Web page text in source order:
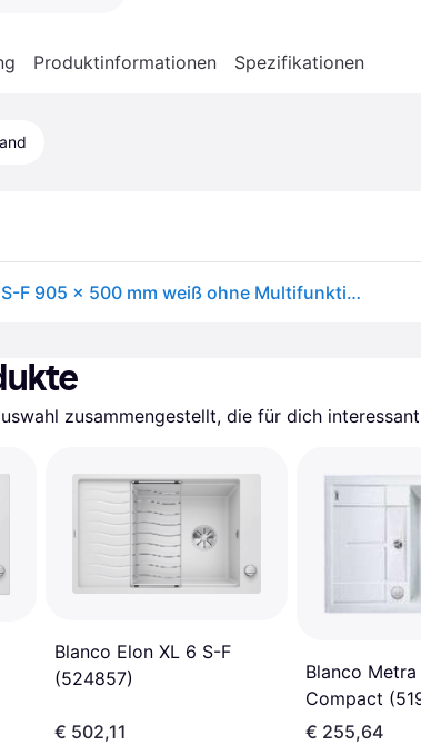
Produktinformationen Spezifikationen
Spüle Blanco AXIA III 5 S-F 905 x 500 mm weiß ohne Multifunktionsschale 523228
zusammengestellt, die für dich
Blanco Elon XL 6 S-F
(524857)
€ 502,11
Blanco
Compact
€ 255,64